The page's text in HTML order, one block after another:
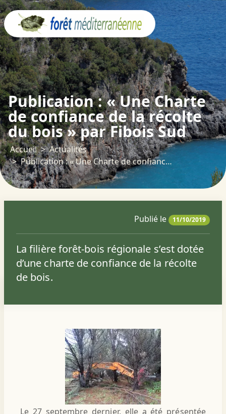
Publication : « Une Charte
de confiance de la récolte
du bois » par Fibois Sud
Accueil
Actualités
Publication : « Une Charte de confiance de la récolte du bois » par Fibois Sud
Publié le 11/10/2019
La filière forêt-bois régionale s’est dotée
d’une charte de confiance de la récolte
de bois.
Le 27 septembre dernier, elle a été présentée
Panneau de gestion des cookies